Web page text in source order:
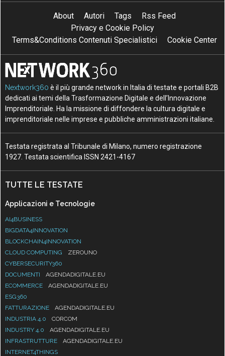
About Autori Tags
Rss Feed
Privacy e Cookie Policy
Terms&Conditions Contenuti Specialistici
Cookie Center
Nextwork360 è il più grande network in Italia di testate e portali B2B
dedicati ai temi della Trasformazione Digitale e dell’Innovazione
Imprenditoriale. Ha la missione di diffondere la cultura digitale e
imprenditoriale nelle imprese e pubbliche amministrazioni italiane.
Testata registrata al Tribunale di Milano, numero registrazione
1927. Testata scientifica ISSN 2421-4167
TUTTE LE TESTATE
Applicazioni e Tecnologie
AI4BUSINESS
BIGDATA4INNOVATION
BLOCKCHAIN4INNOVATION
CLOUD COMPUTING
ZEROUNO
CYBERSECURITY360
DOCUMENTI
AGENDADIGITALE.EU
ECOMMERCE
AGENDADIGITALE.EU
ESG360
FATTURAZIONE
AGENDADIGITALE.EU
INDUSTRIA 4.0
CORCOM
INDUSTRY 4.0
AGENDADIGITALE.EU
INFRASTRUTTURE
AGENDADIGITALE.EU
INTERNET4THINGS